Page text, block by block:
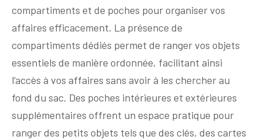
compartiments et de poches pour organiser vos
affaires efficacement. La présence de
compartiments dédiés permet de ranger vos objets
essentiels de manière ordonnée, facilitant ainsi
l’accès à vos affaires sans avoir à les chercher au
fond du sac. Des poches intérieures et extérieures
supplémentaires offrent un espace pratique pour
ranger des petits objets tels que des clés, des cartes